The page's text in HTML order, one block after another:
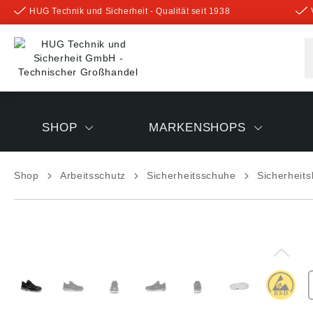
springen
HUG Technik und Sicherheit - Qualität seit 1938
SHOP MARKENSHOPS
Shop Arbeitsschutz Sicherheitsschuhe